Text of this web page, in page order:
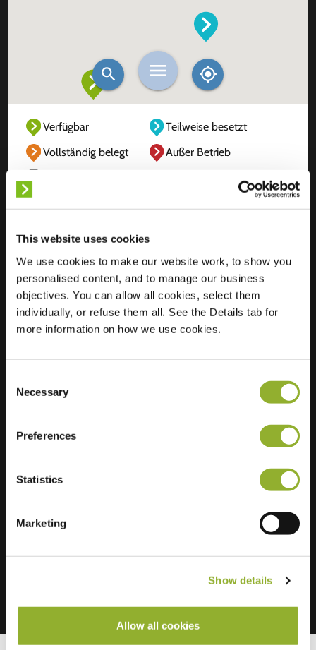
This website uses cookies
We use cookies to make our website work, to show you
personalised content, and to manage our business
objectives. You can allow all cookies, select them
individually, or refuse them all. See the Details tab for
more information on how we use cookies.
Selection
Necessary
Preferences
Statistics
Marketing
Show details
Allow all cookies
Verfügbar
Teilweise besetzt
Vollständig belegt
Außer Betrieb
Standort
Laan van de Bork
744
7823 RT Emmen
Niederlande
Zusätzliche Informationen